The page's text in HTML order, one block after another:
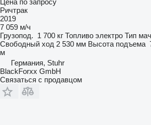
Цена по запросу
Ричтрак
2019
7 059 м/ч
Грузопод. 1 700 кг Топливо электро Тип
Свободный ход 2 530 мм Высота подъема
м
Германия, Stuhr
BlackForxx GmbH
Связаться с продавцом